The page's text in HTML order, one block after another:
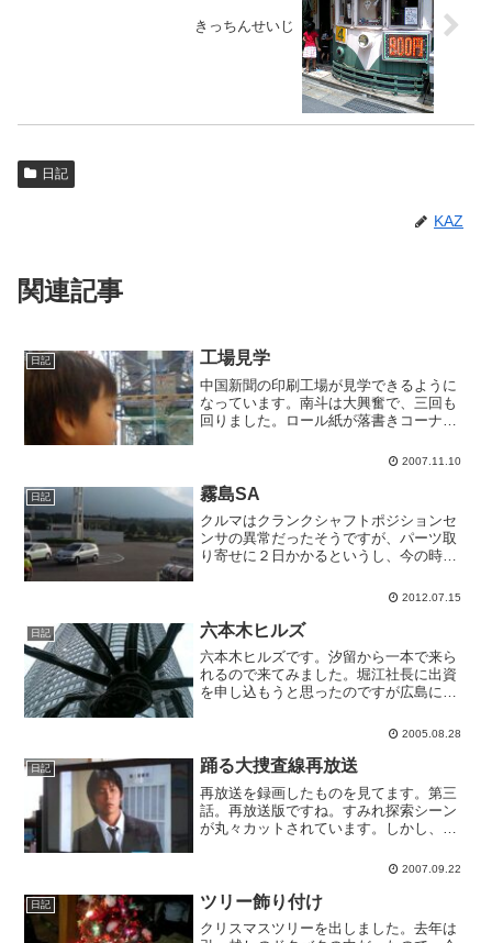
きっちんせいじ
日記
KAZ
関連記事
日記 工場見学
中国新聞の印刷工場が見学できるように
なっています。南斗は大興奮で、三回も
回りました。ロール紙が落書きコーナー
紙はパパの会社にもあるのになぁ。2007.11.10
日記 霧島SA
クルマはクランクシャフトポジションセ
ンサの異常だったそうですが、パーツ取
り寄せに２日かかるというし、今の時点
えず先に進むことにしました。帰ったら
おっと。霧島はトイレに寄...
2012.07.15
日記 六本木ヒルズ
六本木ヒルズです。汐留から一本で来ら
れるので来てみました。堀江社長に出資
を申し込もうと思ったのですが広島にい
に交際を申し込もうと思います。という
うという調査結果はありま...
2005.08.28
日記 踊る大捜査線再放送
再放送を録画したものを見てます。第三
話。再放送版ですね。すみれ探索シーン
が丸々カットされています。しかし、踊
2007.09.22
日記 ツリー飾り付け
クリスマスツリーを出しました。去年は